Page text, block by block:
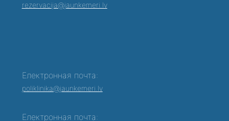
rezervacija@jaunkemeri.lv
Електронная почта:
poliklinika@jaunkemeri.lv
Електронная почта: